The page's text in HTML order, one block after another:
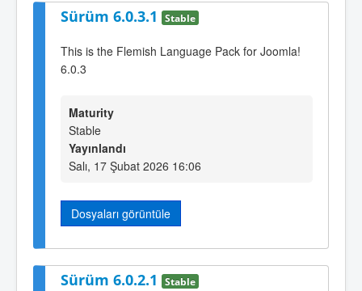
Sürüm 6.0.3.1 Stable
This is the Flemish Language Pack for Joomla!
6.0.3
Maturity
Stable
Yayınlandı
Salı, 17 Şubat 2026 16:06
Dosyaları görüntüle
Sürüm 6.0.2.1 Stable